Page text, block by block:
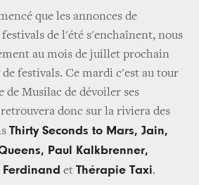
que les annonces de
de l'été s'enchaînent, nous
au mois de juillet prochain
festivals. Ce mardi c'est au tour
de Musilac de dévoiler ses
donc sur la riviera des
Thirty Seconds to Mars, Jain,
Paul Kalkbrenner,
et Thérapie Taxi.